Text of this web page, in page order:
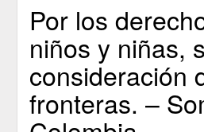
Por los
niños y niñas,
consideración
fronteras. –